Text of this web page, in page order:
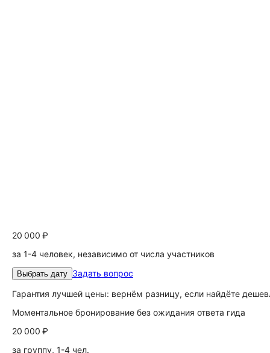
20 000 ₽
за 1-4 человек, независимо от числа участников
Выбрать дату Задать вопрос
Гарантия лучшей цены: вернём разницу, если найдёте
Моментальное бронирование без ожидания ответа гида
20 000 ₽
за группу, 1-4 чел.